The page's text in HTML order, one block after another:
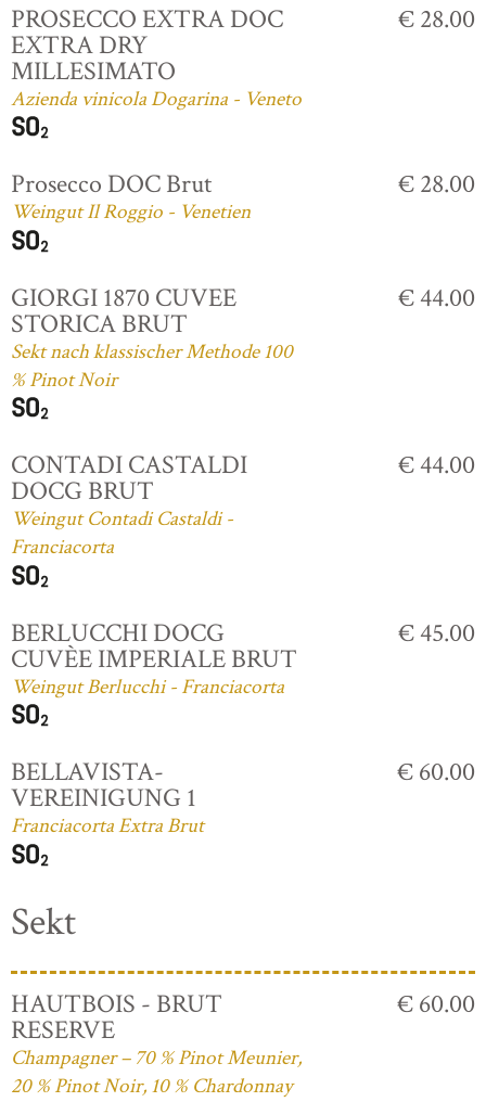
PROSECCO EXTRA DOC
EXTRA DRY
MILLESIMATO
Azienda vinicola Dogarina - Veneto
€ 28.00
Prosecco DOC Brut
Weingut Il Roggio - Venetien
€ 28.00
GIORGI 1870 CUVEE
STORICA BRUT
Sekt nach klassischer Methode 100
% Pinot Noir
€ 44.00
CONTADI CASTALDI
DOCG BRUT
Weingut Contadi Castaldi -
Franciacorta
€ 44.00
BERLUCCHI DOCG
CUVÈE IMPERIALE BRUT
Weingut Berlucchi - Franciacorta
€ 45.00
BELLAVISTA-
VEREINIGUNG 1
Franciacorta Extra Brut
€ 60.00
Sekt
HAUTBOIS - BRUT
RESERVE
Champagner – 70 % Pinot Meunier,
20 % Pinot Noir, 10 % Chardonnay
€ 60.00